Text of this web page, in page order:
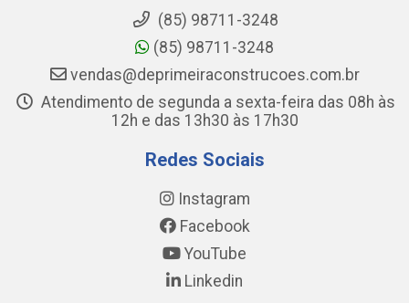
(85) 98711-3248
(85) 98711-3248
vendas@deprimeiraconstrucoes.com.br
Atendimento de segunda a sexta-feira das 08h às
12h e das 13h30 às 17h30
Redes Sociais
Instagram
Facebook
YouTube
Linkedin